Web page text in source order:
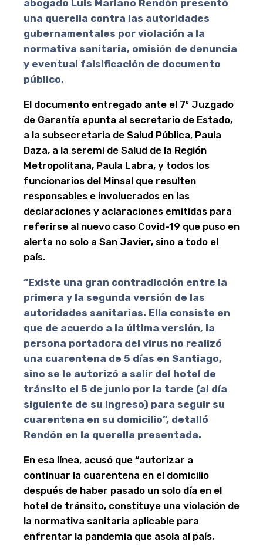
abogado Luis Mariano Rendón presentó
una querella contra las autoridades
gubernamentales por violación a la
normativa sanitaria, omisión de denuncia
y eventual falsificación de documento
público.
El documento entregado ante el 7º Juzgado
de Garantía apunta al secretario de Estado,
a la subsecretaria de Salud Pública, Paula
Daza, a la seremi de Salud de la Región
Metropolitana, Paula Labra, y todos los
funcionarios del Minsal que resulten
responsables e involucrados en las
declaraciones y aclaraciones emitidas para
referirse al nuevo caso Covid-19 que puso en
alerta no solo a San Javier, sino a todo el
país.
“Existe una gran contradicción entre la
primera y la segunda versión de las
autoridades sanitarias. Ella consiste en
que de acuerdo a la última versión, la
persona portadora del virus no realizó
una cuarentena de 5 días en Santiago,
sino se le autorizó a salir del hotel de
tránsito el 5 de junio por la tarde (al día
siguiente de su ingreso) para seguir su
cuarentena en su domicilio”, detalló
Rendón en la querella presentada.
En esa línea, acusó que “autorizar a
continuar la cuarentena en el domicilio
después de haber pasado un solo día en el
hotel de tránsito, constituye una violación de
la normativa sanitaria aplicable para
enfrentar la pandemia que asola al país,